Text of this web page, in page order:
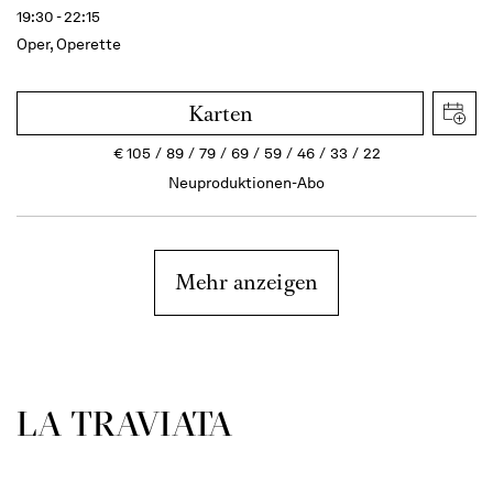
19:30 - 22:15
Oper, Operette
Karten
€105 89 79 69 59 46 33
22
Neuproduktionen-Abo
Mehr anzeigen
LA TRAVI­ATA